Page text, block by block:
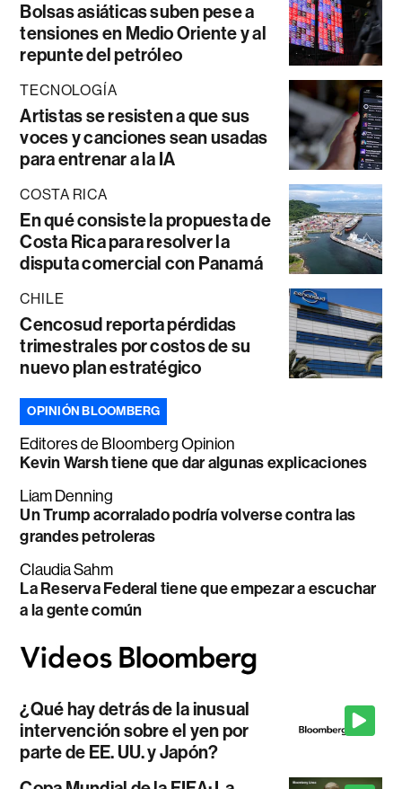
Bolsas asiáticas suben pese a
tensiones en Medio Oriente y al
repunte del petróleo
TECNOLOGÍA
Artistas se resisten a que sus
voces y canciones sean usadas
para entrenar a la IA
COSTA RICA
En qué consiste la propuesta de
Costa Rica para resolver la
disputa comercial con Panamá
CHILE
Cencosud reporta pérdidas
trimestrales por costos de su
nuevo plan estratégico
OPINIÓN BLOOMBERG
Editores de Bloomberg Opinion
Kevin Warsh tiene que dar algunas explicaciones
Liam Denning
Un Trump acorralado podría volverse contra las
grandes petroleras
Claudia Sahm
La Reserva Federal tiene que empezar a escuchar
a la gente común
¿Qué hay detrás de la inusual
intervención sobre el yen por
parte de EE. UU. y Japón?